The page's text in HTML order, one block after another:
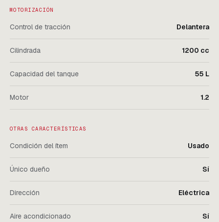
MOTORIZACIÓN
Control de tracción Delantera
Cilindrada 1200 cc
Capacidad del tanque 55 L
Motor 1.2
OTRAS CARACTERÍSTICAS
Condición del ítem Usado
Único dueño Sí
Dirección Eléctrica
Aire acondicionado Sí